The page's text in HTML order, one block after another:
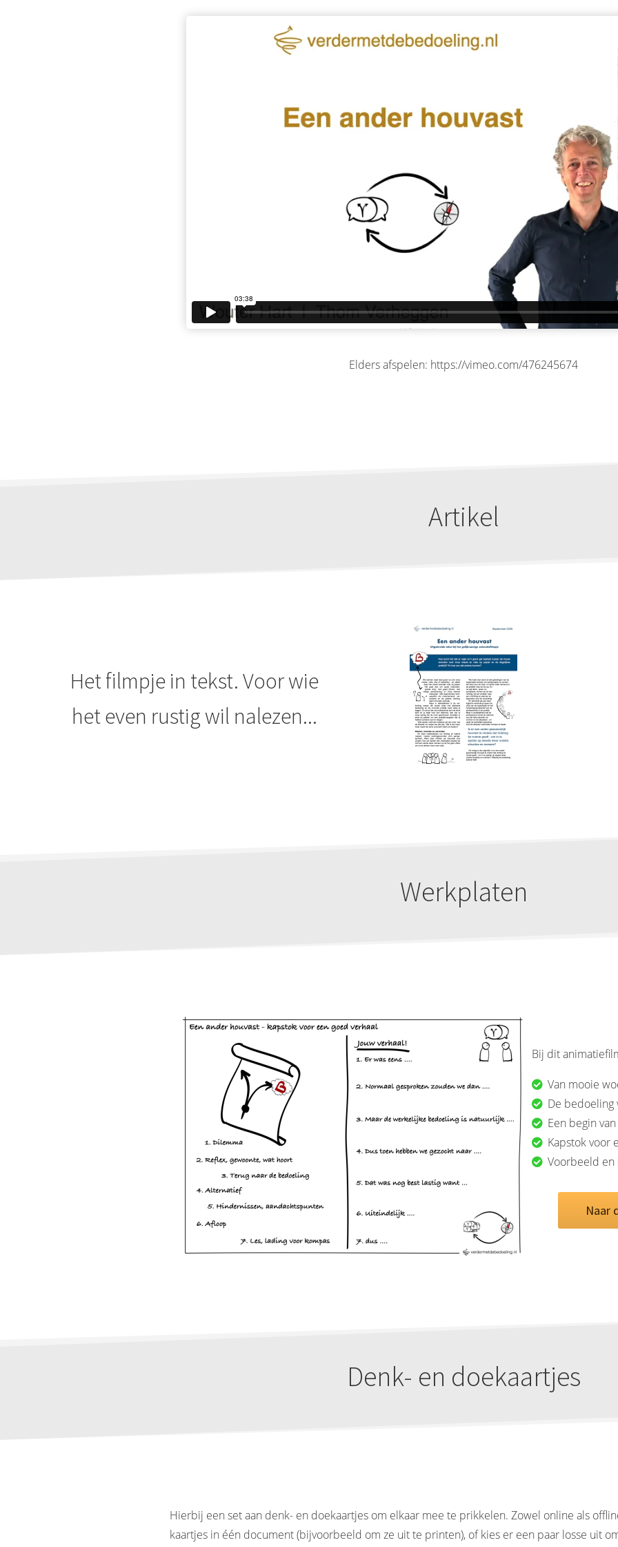
Elders afspelen: https://vimeo.com/476245674
Artikel
Het filmpje in tekst. Voor wie
het even rustig wil nalezen...
Werkplaten
Bij dit
Van mooie
De bedoeling
Een begin
Kapstok voor
Voorbeeld en
Naar
Denk- en doekaartjes
Hierbij een set aan denk- en doekaartjes om elkaar mee te prikkelen. Zowel online als
kaartjes in één document (bijvoorbeeld om ze uit te printen), of kies er een paar losse uit